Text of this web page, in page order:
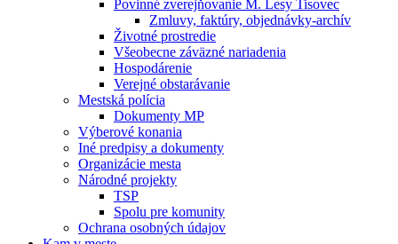
Povinné zverejňovanie M. Lesy Tisovec
Zmluvy, faktúry, objednávky-archív
Životné prostredie
Všeobecne záväzné nariadenia
Hospodárenie
Verejné obstarávanie
Mestská polícia
Dokumenty MP
Výberové konania
Iné predpisy a dokumenty
Organizácie mesta
Národné projekty
TSP
Spolu pre komunity
Ochrana osobných údajov